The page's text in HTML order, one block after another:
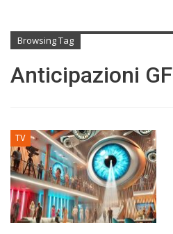
Browsing Tag
Anticipazioni GF
TV